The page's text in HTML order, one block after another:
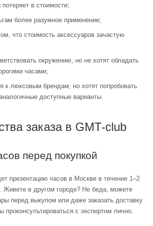
в стоимости;
более разумное применение;
что стоимость аксессуаров зачастую
окружению, но не хотят обладать
часами;
к люксовым брендам, но хотят попробовать
доступные варианты.
заказа в GMT-club
перед покупкой
презентацию часов в Москве в течение 1–2
Живете в другом городе? Не беда, можете
перед выкупом или даже заказать доставку
проконсультироваться с экспертом лично.